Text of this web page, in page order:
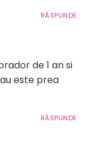
RĂSPUNDE
de 1 an si
este prea
RĂSPUNDE